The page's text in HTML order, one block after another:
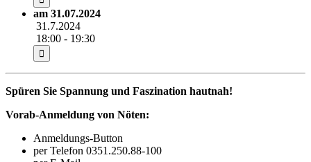
am 31.07.2024
31.7.2024
18:00 - 19:30
Spüren Sie Spannung und Faszination hautnah!
Vorab-Anmeldung von Nöten:
Anmeldungs-Button
per Telefon 0351.250.88-100